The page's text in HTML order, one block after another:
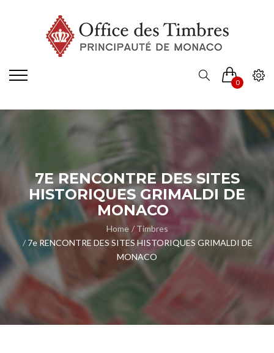
0
7E RENCONTRE DES SITES
HISTORIQUES GRIMALDI DE
MONACO
Home
Timbres
7e RENCONTRE DES SITES HISTORIQUES GRIMALDI DE
MONACO